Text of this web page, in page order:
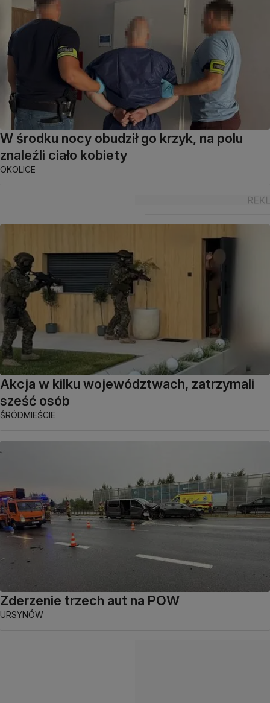
W środku nocy obudził go krzyk, na polu
znaleźli ciało kobiety
OKOLICE
Akcja w kilku województwach, zatrzymali
sześć osób
ŚRÓDMIEŚCIE
Zderzenie trzech aut na POW
URSYNÓW